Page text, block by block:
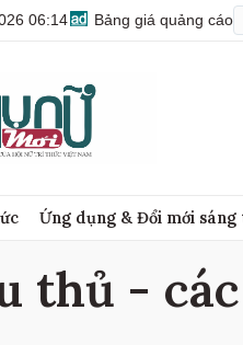
06:14 Bảng giá quảng cáo
Ứng dụng & Đổi mới sáng
thủ -